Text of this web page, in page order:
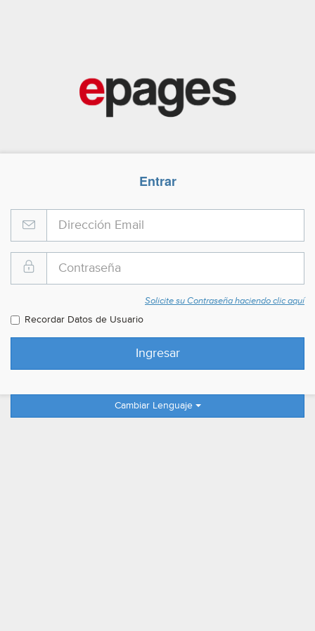
Entrar
Solicite su Contraseña haciendo clic aquí
Recordar Datos de Usuario
Cambiar Lenguaje